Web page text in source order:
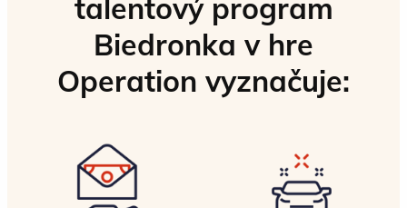
talentový program
Biedronka v hre
Operation vyznačuje: